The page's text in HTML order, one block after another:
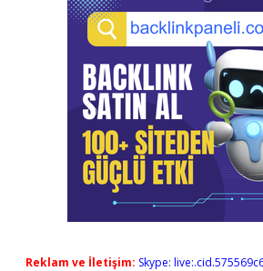
Reklam ve İletişim: Skype: